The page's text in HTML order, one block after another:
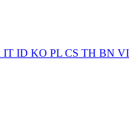
IT ID KO PL CS TH BN VI